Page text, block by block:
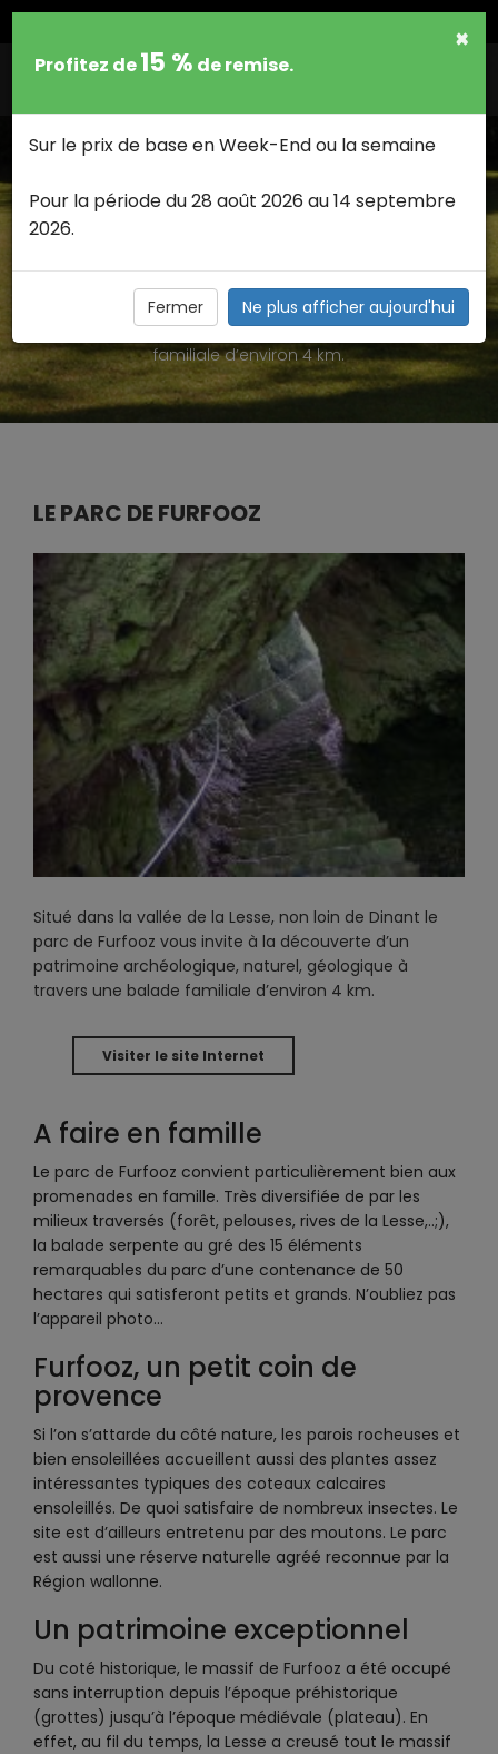
de Furfooz vous invite à la découverte d’un patrimoine
archéologique, naturel, géologique à travers une balade
familiale d’environ 4 km.
LE PARC DE FURFOOZ
Situé dans la vallée de la Lesse, non loin de Dinant le
parc de Furfooz vous invite à la découverte d’un
patrimoine archéologique, naturel, géologique à
travers une balade familiale d’environ 4 km.
Visiter le site Internet
A faire en famille
Le parc de Furfooz convient particulièrement bien aux
promenades en famille. Très diversifiée de par les
milieux traversés (forêt, pelouses, rives de la Lesse,..;),
la balade serpente au gré des 15 éléments
remarquables du parc d’une contenance de 50
hectares qui satisferont petits et grands. N’oubliez pas
l’appareil photo…
Furfooz, un petit coin de
provence
Si l’on s’attarde du côté nature, les parois rocheuses et
bien ensoleillées accueillent aussi des plantes assez
intéressantes typiques des coteaux calcaires
ensoleillés. De quoi satisfaire de nombreux insectes. Le
site est d’ailleurs entretenu par des moutons. Le parc
est aussi une réserve naturelle agréé reconnue par la
Région wallonne.
Un patrimoine exceptionnel
Du coté historique, le massif de Furfooz a été occupé
sans interruption depuis l’époque préhistorique
(grottes) jusqu’à l’époque médiévale (plateau). En
effet, au fil du temps, la Lesse a creusé tout le massif
×
Profitez de15 % de remise.
Sur le prix de base en Week-End ou la semaine
Pour la période du 28 août 2026 au 14 septembre
2026.
Fermer Ne plus afficher aujourd'hui